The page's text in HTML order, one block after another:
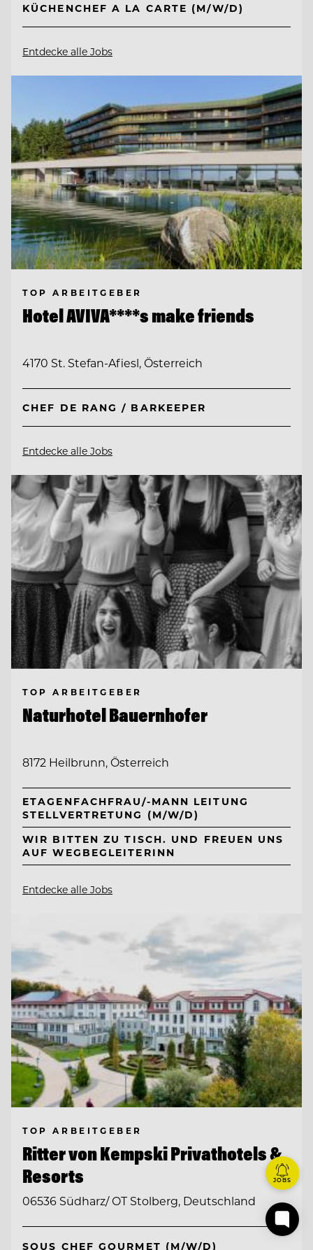
KÜCHENCHEF A LA CARTE (M/W/D)
Entdecke alle Jobs
TOP ARBEITGEBER
Hotel AVIVA****s make friends
4170 St. Stefan-Afiesl, Österreich
CHEF DE RANG / BARKEEPER
Entdecke alle Jobs
TOP ARBEITGEBER
Naturhotel Bauernhofer
8172 Heilbrunn, Österreich
ETAGENFACHFRAU/-MANN LEITUNG
STELLVERTRETUNG (M/W/D)
WIR BITTEN ZU TISCH. UND FREUEN UNS
AUF WEGBEGLEITERINN
Entdecke alle Jobs
TOP ARBEITGEBER
Ritter von Kempski Privathotels &
Resorts
06536 Südharz/ OT Stolberg, Deutschland
SOUS CHEF GOURMET (M/W/D)
JOBS